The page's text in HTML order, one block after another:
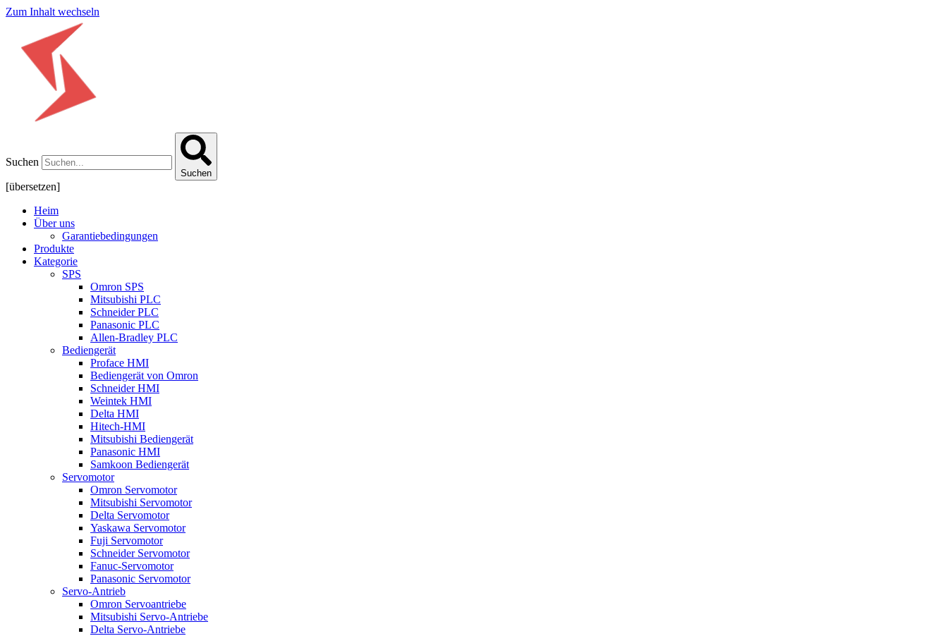
Zum Inhalt wechseln
Suchen
Suchen
[übersetzen]
Heim
Über uns
Garantiebedingungen
Produkte
Kategorie
SPS
Omron SPS
Mitsubishi PLC
Schneider PLC
Panasonic PLC
Allen-Bradley PLC
Bediengerät
Proface HMI
Bediengerät von Omron
Schneider HMI
Weintek HMI
Delta HMI
Hitech-HMI
Mitsubishi Bediengerät
Panasonic HMI
Samkoon Bediengerät
Servomotor
Omron Servomotor
Mitsubishi Servomotor
Delta Servomotor
Yaskawa Servomotor
Fuji Servomotor
Schneider Servomotor
Fanuc-Servomotor
Panasonic Servomotor
Servo-Antrieb
Omron Servoantriebe
Mitsubishi Servo-Antriebe
Delta Servo-Antriebe